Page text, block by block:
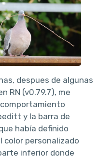
despues de algunas
RN (v0.79.7), me
y la barra de
había definido
personalizado
inferior donde